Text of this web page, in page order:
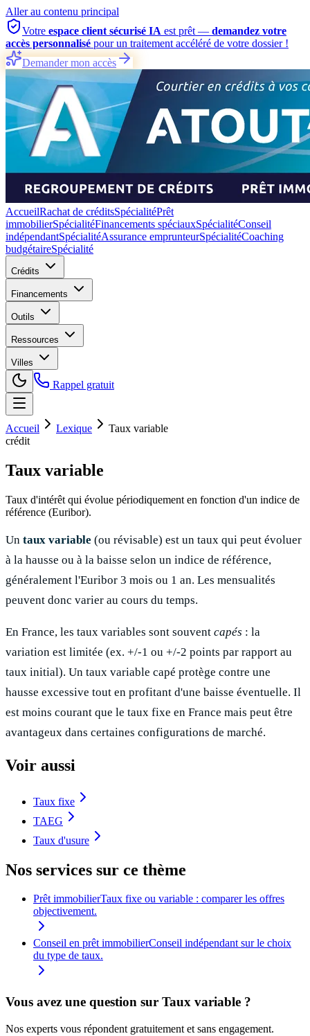
Aller au contenu principal
Votre espace client sécurisé IA est prêt — demandez votre
accès personnalisé pour un traitement accéléré de votre dossier !
Demander mon accès
AccueilRachat de créditsSpécialitéPrêt
immobilierSpécialitéFinancements spéciauxSpécialitéConseil
indépendantSpécialitéAssurance emprunteurSpécialitéCoaching
budgétaireSpécialité
Crédits
Financements
Outils
Ressources
Villes
Rappel gratuit
Accueil Lexique
Taux variable
crédit
Taux variable
Taux d'intérêt qui évolue périodiquement en fonction d'un indice de
référence (Euribor).
Un taux variable (ou révisable) est un taux qui peut évoluer
à la hausse ou à la baisse selon un indice de référence,
généralement l'Euribor 3 mois ou 1 an. Les mensualités
peuvent donc varier au cours du temps.
En France, les taux variables sont souvent capés : la
variation est limitée (ex. +/-1 ou +/-2 points par rapport au
taux initial). Un taux variable capé protège contre une
hausse excessive tout en profitant d'une baisse éventuelle. Il
est moins courant que le taux fixe en France mais peut être
avantageux dans certaines configurations de marché.
Voir aussi
Taux fixe
TAEG
Taux d'usure
Nos services sur ce thème
Prêt immobilierTaux fixe ou variable : comparer les offres
objectivement.
Conseil en prêt immobilierConseil indépendant sur le choix
du type de taux.
Vous avez une question sur Taux variable ?
Nos experts vous répondent gratuitement et sans engagement.